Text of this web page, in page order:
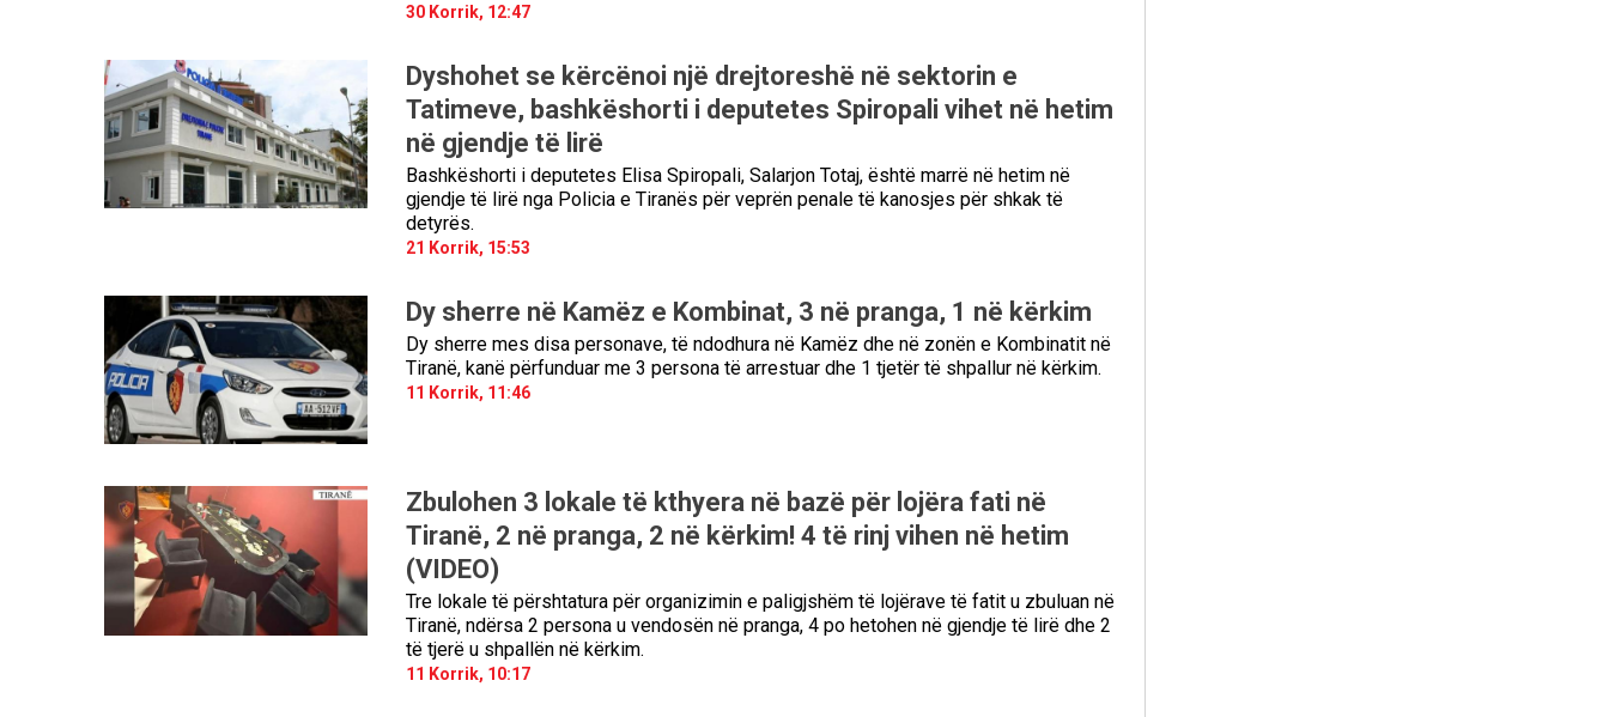
30 Korrik, 12:47
Dyshohet se kërcënoi një drejtoreshë në sektorin e
Tatimeve, bashkëshorti i deputetes Spiropali vihet në hetim
në gjendje të lirë
Bashkëshorti i deputetes Elisa Spiropali, Salarjon Totaj, është marrë në hetim në
gjendje të lirë nga Policia e Tiranës për veprën penale të kanosjes për shkak të
detyrës.
21 Korrik, 15:53
Dy sherre në Kamëz e Kombinat, 3 në pranga, 1 në kërkim
Dy sherre mes disa personave, të ndodhura në Kamëz dhe në zonën e Kombinatit në
Tiranë, kanë përfunduar me 3 persona të arrestuar dhe 1 tjetër të shpallur në kërkim.
11 Korrik, 11:46
Zbulohen 3 lokale të kthyera në bazë për lojëra fati në
Tiranë, 2 në pranga, 2 në kërkim! 4 të rinj vihen në hetim
(VIDEO)
Tre lokale të përshtatura për organizimin e paligjshëm të lojërave të fatit u zbuluan në
Tiranë, ndërsa 2 persona u vendosën në pranga, 4 po hetohen në gjendje të lirë dhe 2
të tjerë u shpallën në kërkim.
11 Korrik, 10:17